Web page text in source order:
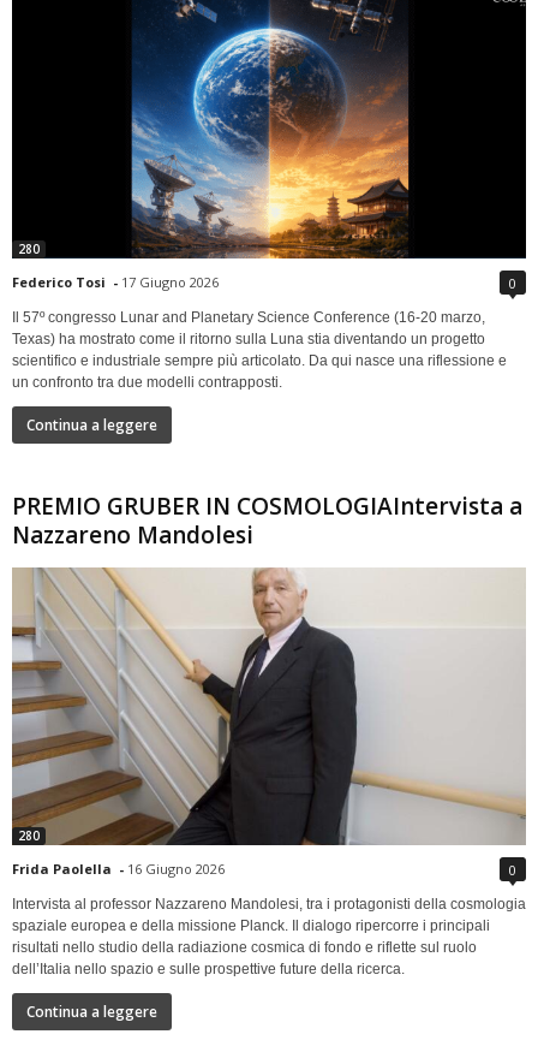
280
Federico Tosi - 17 Giugno 2026 0
Il 57º congresso Lunar and Planetary Science Conference (16-20 marzo,
Texas) ha mostrato come il ritorno sulla Luna stia diventando un progetto
scientifico e industriale sempre più articolato. Da qui nasce una riflessione e
un confronto tra due modelli contrapposti.
Continua a leggere
PREMIO GRUBER IN COSMOLOGIAIntervista a
Nazzareno Mandolesi
280
Frida Paolella - 16 Giugno 2026 0
Intervista al professor Nazzareno Mandolesi, tra i protagonisti della cosmologia
spaziale europea e della missione Planck. Il dialogo ripercorre i principali
risultati nello studio della radiazione cosmica di fondo e riflette sul ruolo
dell’Italia nello spazio e sulle prospettive future della ricerca.
Continua a leggere